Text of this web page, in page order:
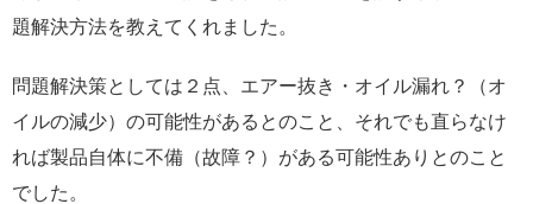
題解決方法を教えてくれました。
問題解決策としては２点、エアー抜き・オイル漏れ？（オ
イルの減少）の可能性があるとのこと、それでも直らなけ
れば製品自体に不備（故障？）がある可能性ありとのこと
でした。